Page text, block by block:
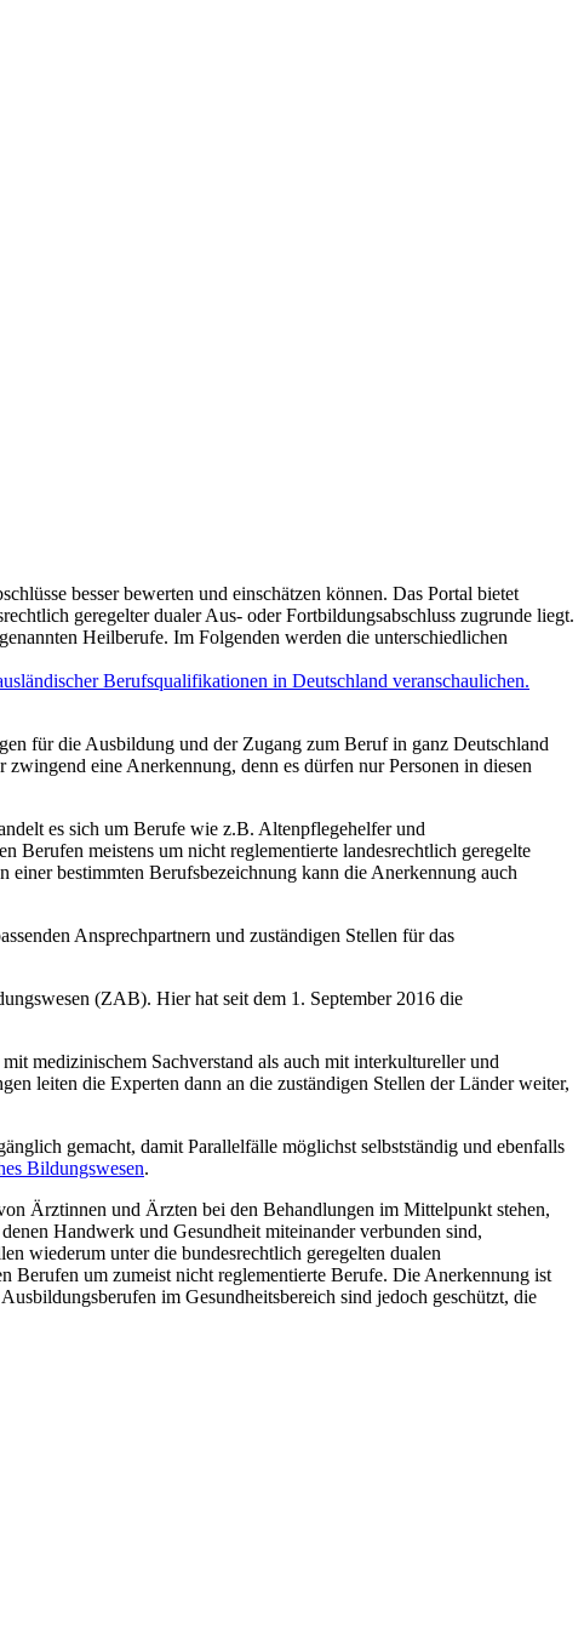
besser bewerten und einschätzen können. Das Portal bietet
geregelter dualer Aus- oder Fortbildungsabschluss zugrunde liegt.
Heilberufe. Im Folgenden werden die unterschiedlichen
für die Ausbildung und der Zugang zum Beruf in ganz Deutschland
eine Anerkennung, denn es dürfen nur Personen in diesen
es sich um Berufe wie z.B. Altenpflegehelfer und
Berufen meistens um nicht reglementierte landesrechtlich geregelte
bestimmten Berufsbezeichnung kann die Anerkennung auch
Ansprechpartnern und zuständigen Stellen für das
(ZAB). Hier hat seit dem 1. September 2016 die
medizinischem Sachverstand als auch mit interkultureller und
leiten die Experten dann an die zuständigen Stellen der Länder weiter,
gemacht, damit Parallelfälle möglichst selbstständig und ebenfalls
Bildungswesen.
Ärztinnen und Ärzten bei den Behandlungen im Mittelpunkt stehen,
Handwerk und Gesundheit miteinander verbunden sind,
wiederum unter die bundesrechtlich geregelten dualen
Berufen um zumeist nicht reglementierte Berufe. Die Anerkennung ist
im Gesundheitsbereich sind jedoch geschützt, die